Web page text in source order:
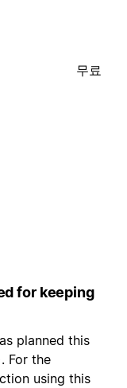
무료
for keeping
planned this
For the
using this